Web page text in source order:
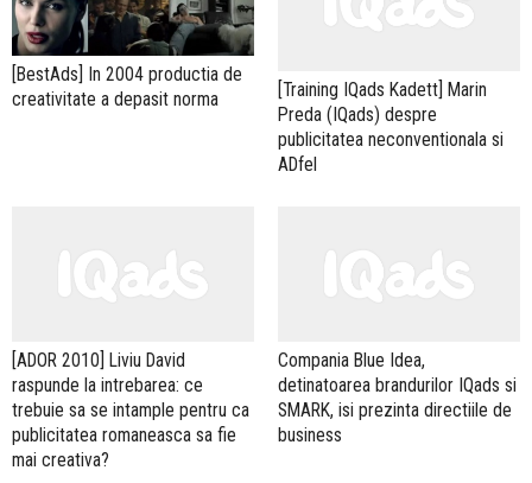
[BestAds] In 2004 productia de
creativitate a depasit norma
[Training IQads Kadett] Marin
Preda (IQads) despre
publicitatea neconventionala si
ADfel
[ADOR 2010] Liviu David
raspunde la intrebarea: ce
trebuie sa se intample pentru ca
publicitatea romaneasca sa fie
mai creativa?
Compania Blue Idea,
detinatoarea brandurilor IQads si
SMARK, isi prezinta directiile de
business